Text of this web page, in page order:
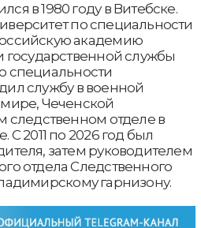
в 1980 году в Витебске.
по специальности
академию
государственной службы
специальности
службу в военной
Чеченской
следственном отделе в
2011 по 2026 год был
затем руководителем
отдела Следственного
гарнизону.